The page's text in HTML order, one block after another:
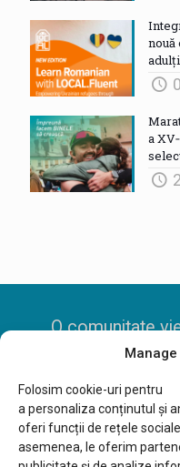
Folosim cookie-uri pentru
a personaliza conținutul și
oferi funcții de rețele sociale
asemenea, le oferim
nouă
adulți
a
O comunitate
Fundația